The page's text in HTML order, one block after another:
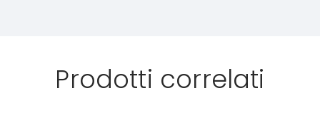
Prodotti correlati